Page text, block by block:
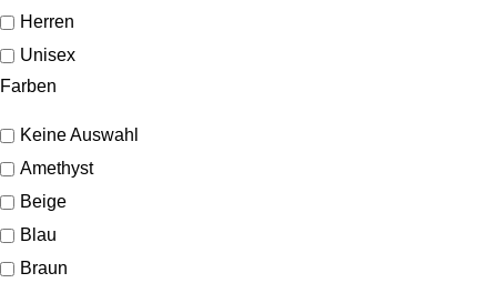
Herren
Unisex
Farben
Keine Auswahl
Amethyst
Beige
Blau
Braun